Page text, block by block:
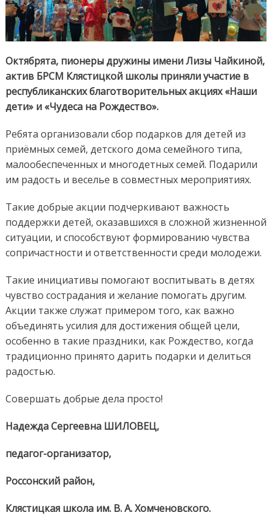
Октябрята, пионеры дружины имени Лизы Чайкиной,
актив БРСМ Клястицкой школы приняли участие в
республиканских благотворительных акциях «Наши
дети» и «Чудеса на Рождество».
Ребята организовали сбор подарков для детей из
приёмных семей, детского дома семейного типа,
малообеспеченных и многодетных семей. Подарили
им радость и веселье в совместных мероприятиях.
Такие добрые акции подчеркивают важность
поддержки детей, оказавшихся в сложной жизненной
ситуации, и способствуют формированию чувства
сопричастности и ответственности среди молодежи.
Такие инициативы помогают воспитывать в детях
чувство сострадания и желание помогать другим.
Акции также служат примером того, как важно
объединять усилия для достижения общей цели,
особенно в такие праздники, как Рождество, когда
традиционно принято дарить подарки и делиться
радостью.
Совершать добрые дела просто!
Надежда Сергеевна ШИЛОВЕЦ,
педагог-организатор,
Россонский район,
Клястицкая школа им. В. А. Хомченовского.